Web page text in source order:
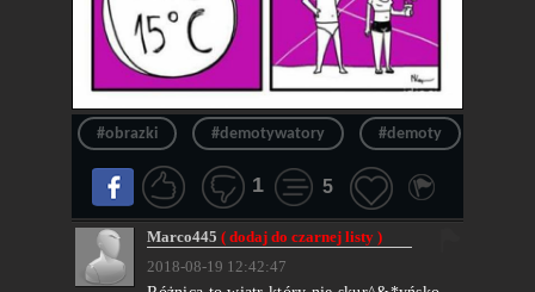
#obrazki #demotywatory #demoty
1 5
Marco445( dodaj do czarnej listy )
2018-08-19 12:42:47